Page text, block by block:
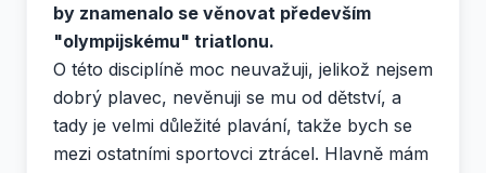
by znamenalo se věnovat především
"olympijskému" triatlonu.
O této disciplíně moc neuvažuji, jelikož nejsem
dobrý plavec, nevěnuji se mu od dětství, a
tady je velmi důležité plavání, takže bych se
mezi ostatními sportovci ztrácel. Hlavně mám